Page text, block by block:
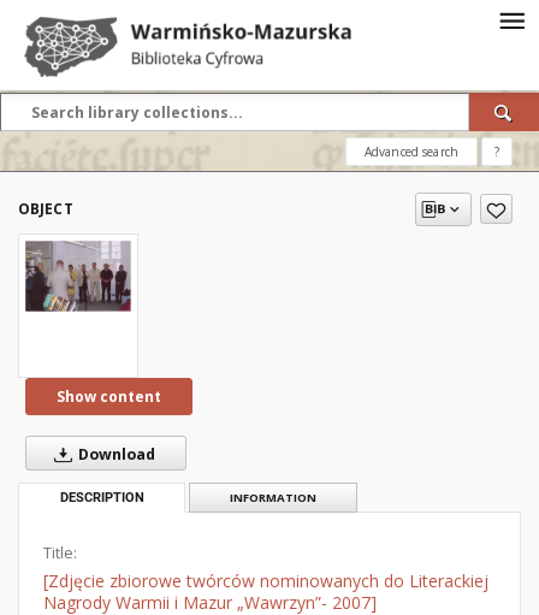
Advanced search ?
OBJECT
Show content
Download
DESCRIPTION INFORMATION
Title:
[Zdjęcie zbiorowe twórców nominowanych do Literackiej
Nagrody Warmii i Mazur „Wawrzyn”- 2007]